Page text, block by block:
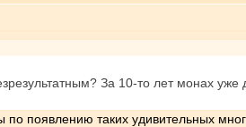
За 10-то лет монах
появлению таких удивительных